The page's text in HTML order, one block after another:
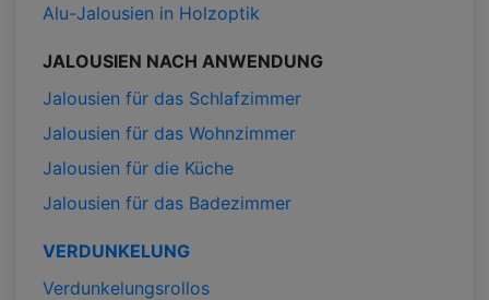
Alu-Jalousien in Holzoptik
JALOUSIEN NACH ANWENDUNG
Jalousien für das Schlafzimmer
Jalousien für das Wohnzimmer
Jalousien für die Küche
Jalousien für das Badezimmer
VERDUNKELUNG
Verdunkelungsrollos